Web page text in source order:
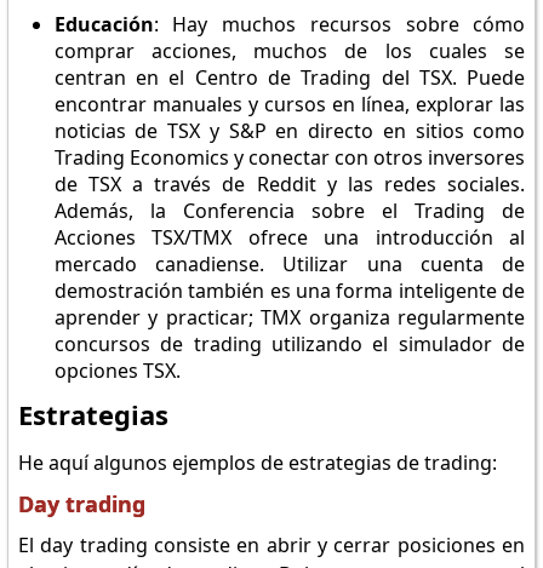
Educación: Hay muchos recursos sobre cómo
comprar acciones, muchos de los cuales se
centran en el Centro de Trading del TSX. Puede
encontrar manuales y cursos en línea, explorar las
noticias de TSX y S&P en directo en sitios como
Trading Economics y conectar con otros inversores
de TSX a través de Reddit y las redes sociales.
Además, la Conferencia sobre el Trading de
Acciones TSX/TMX ofrece una introducción al
mercado canadiense. Utilizar una cuenta de
demostración también es una forma inteligente de
aprender y practicar; TMX organiza regularmente
concursos de trading utilizando el simulador de
opciones TSX.
Estrategias
He aquí algunos ejemplos de estrategias de trading:
Day trading
El day trading consiste en abrir y cerrar posiciones en